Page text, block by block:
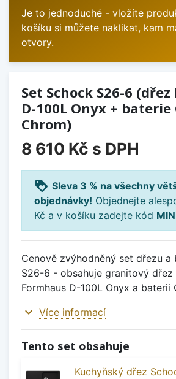
Je to jednoduché - vložíte
košíku si můžete naklikat, kam
otvory.
Set Schock S26-6
D-100L Onyx + baterie
Chrom)
8 610 Kč s DPH
loyalty Sleva 3 % na všechny
objednávky! Objednejte
Kč a v košíku zadejte kód
Cenově zvýhodněný set dřezu a
S26-6 - obsahuje granitový dřez
Formhaus D-100L Onyx a baterii
expand_more Více informací
Tento set obsahuje
Kuchyňský dřez